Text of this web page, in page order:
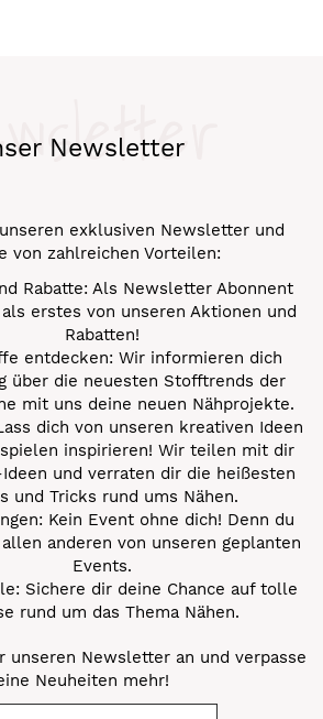
Newsletter
exklusiven Newsletter und
von zahlreichen Vorteilen:
Rabatte: Als Newsletter Abonnent
erstes von unseren Aktionen und
Rabatten!
entdecken: Wir informieren dich
über die neuesten Stofftrends der
mit uns deine neuen Nähprojekte.
dich von unseren kreativen Ideen
inspirieren! Wir teilen mit dir
Ideen und verraten dir die heißesten
und Tricks rund ums Nähen.
Kein Event ohne dich! Denn du
anderen von unseren geplanten
Events.
Sichere dir deine Chance auf tolle
rund um das Thema Nähen.
unseren Newsletter an und verpasse
Neuheiten mehr!